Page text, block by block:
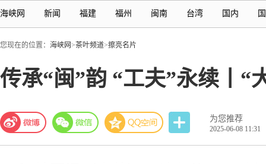
海峡网 新闻 福建 福州 闽南 台湾 国内
您现在的位置： 海峡网>茶叶频道>擦亮名片
传承“闽”韵 “工夫”永续丨“
为您推荐
2025-06-08 11:31